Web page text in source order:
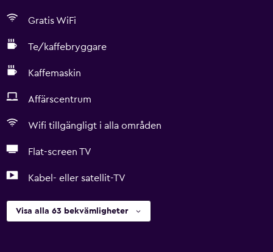
Gratis WiFi
Te/kaffebryggare
Kaffemaskin
Affärscentrum
Wifi tillgängligt i alla områden
Flat-screen TV
Kabel- eller satellit-TV
Visa alla 63 bekvämligheter